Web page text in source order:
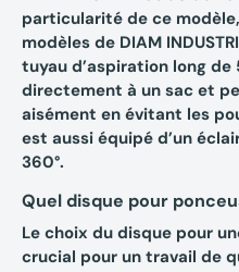
particularité de ce
modèles de DIAM
tuyau d’aspiration long
directement à un sac et
aisément en évitant les
est aussi équipé d’un
360°.
Quel disque pour
Le choix du disque pour
crucial pour un travail de